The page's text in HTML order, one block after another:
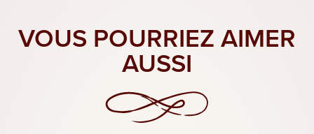
VOUS POURRIEZ AIMER
AUSSI